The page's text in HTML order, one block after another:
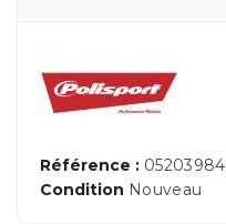
Référence : 05203984
Condition Nouveau